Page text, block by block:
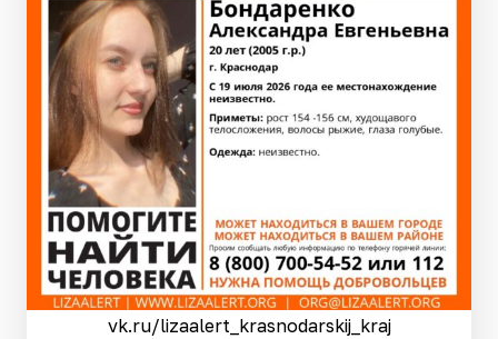
vk.ru/lizaalert_krasnodarskij_kraj